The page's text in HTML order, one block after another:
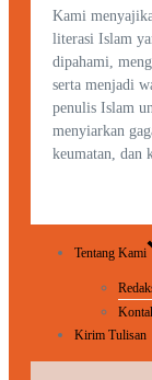
Kami
literasi Islam
dipahami,
serta menjadi
penulis Islam
menyiarkan
keumatan, dan
Tentang Kami
Kirim Tulisan